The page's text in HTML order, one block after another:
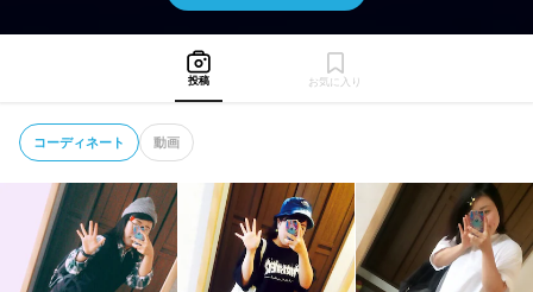
投稿 お気に入り
コーディネート 動画